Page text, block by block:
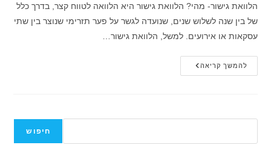
הלוואת גישור- מהי? הלוואת גישור היא הלוואה לטווח קצר, בדרך כלל
של בין שנה לשלוש שנים, שנועדה לגשר על פער תזרימי שנוצר בין שתי
עסקאות או אירועים. למשל, הלוואת גישור…
להמשך קריאההלוואת
גישור:
חיפוש